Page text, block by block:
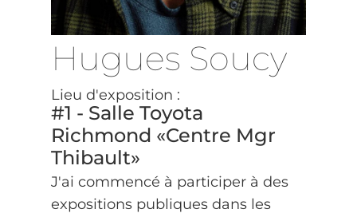
Hugues Soucy
Lieu d'exposition :
#1 - Salle Toyota
Richmond «Centre Mgr
Thibault»
J'ai commencé à participer à des
expositions publiques dans les